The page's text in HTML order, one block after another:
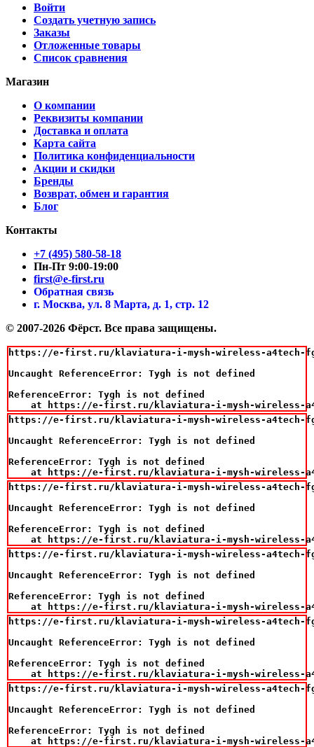
Войти
Создать учетную запись
Заказы
Отложенные товары
Список сравнения
Магазин
О компании
Реквизиты компании
Доставка и оплата
Карта сайта
Политика конфиденциальности
Акции и скидки
Бренды
Возврат, обмен и гарантия
Блог
Контакты
+7 (495) 580-58-18
Пн-Пт 9:00-19:00
first@e-first.ru
Обратная связь
г. Москва, ул. 8 Марта, д. 1, стр. 12
© 2007-2026 Фёрст. Все права защищены.
https://e-first.ru/klaviatura-i-mysh-wireless-a4tech-
Uncaught ReferenceError: Tygh is not defined
ReferenceError: Tygh is not defined
at https://e-first.ru/klaviatura-i-mysh-
https://e-first.ru/klaviatura-i-mysh-wireless-a4tech-
Uncaught ReferenceError: Tygh is not defined
ReferenceError: Tygh is not defined
at https://e-first.ru/klaviatura-i-mysh-
https://e-first.ru/klaviatura-i-mysh-wireless-a4tech-
Uncaught ReferenceError: Tygh is not defined
ReferenceError: Tygh is not defined
at https://e-first.ru/klaviatura-i-mysh-
https://e-first.ru/klaviatura-i-mysh-wireless-a4tech-
Uncaught ReferenceError: Tygh is not defined
ReferenceError: Tygh is not defined
at https://e-first.ru/klaviatura-i-mysh-
https://e-first.ru/klaviatura-i-mysh-wireless-a4tech-
Uncaught ReferenceError: Tygh is not defined
ReferenceError: Tygh is not defined
at https://e-first.ru/klaviatura-i-mysh-
https://e-first.ru/klaviatura-i-mysh-wireless-a4tech-
Uncaught ReferenceError: Tygh is not defined
ReferenceError: Tygh is not defined
at https://e-first.ru/klaviatura-i-mysh-